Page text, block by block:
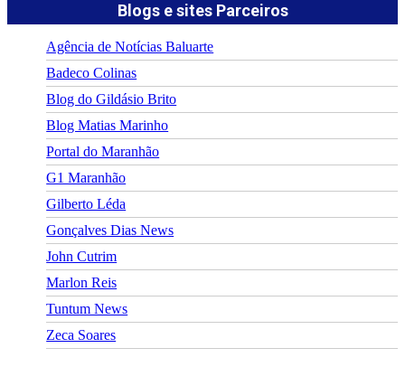
Blogs e sites Parceiros
Agência de Notícias Baluarte
Badeco Colinas
Blog do Gildásio Brito
Blog Matias Marinho
Portal do Maranhão
G1 Maranhão
Gilberto Léda
Gonçalves Dias News
John Cutrim
Marlon Reis
Tuntum News
Zeca Soares